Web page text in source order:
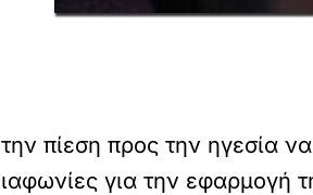
πίεση προς την ηγεσία
για την εφαρμογή